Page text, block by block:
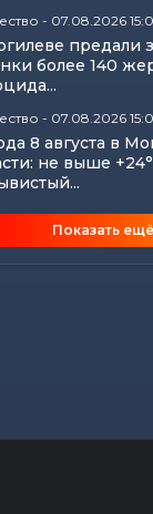
- 07.08.2026
предали
более 140
- 07.08.2026
8 августа в
не выше
-07.08.2026
ограничения
начальник
Показать ещё